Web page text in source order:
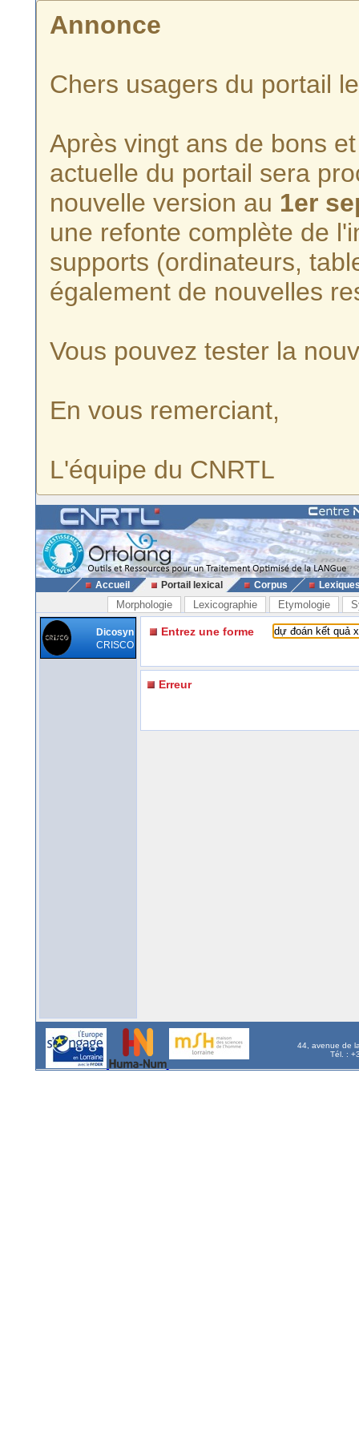
Annonce
Chers usagers du portail
Après vingt ans de bons
actuelle du portail sera
nouvelle version au 1er
une refonte complète de
supports (ordinateurs,
également de nouvelles
Vous pouvez tester la
En vous remerciant,
L'équipe du CNRTL
Accueil Portail lexical Corpus
Morphologie Lexicographie Etymologie
Dicosyn
CRISCO
Entrez une forme
Erreur
44, avenue de
Tél. :